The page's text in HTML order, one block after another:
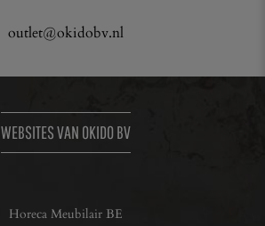
outlet@okidobv.nl
WEBSITES VAN OKIDO BV
Horeca Meubilair BE